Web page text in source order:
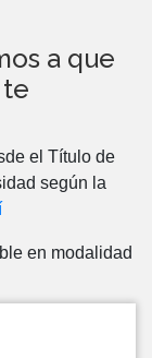
a que
el Título de
según la
en modalidad